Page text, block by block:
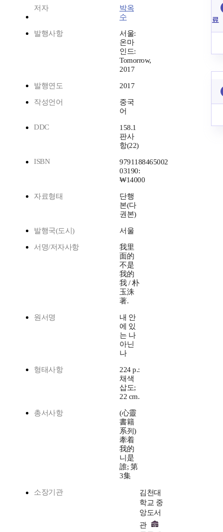
저자
박옥
수
발행사항
서울:
온마
인드:
Tomorrow,
2017
발행연도 2017
작성언어
중국
어
DDC
158.1
판사
항(22)
ISBN
9791188465002
03190:
₩14000
자료형태
단행
본(다
권본)
발행국(도시) 서울
서명/저자사항
我里
面的
不是
我的
我 / 朴
玉洙
著.
원서명
내 안
에 있
는 나
아닌
나
형태사항
224 p.:
채색
삽도;
22 cm.
총서사항
(心靈
書籍
系列)
牽着
我的
니是
誰; 第
3集
소장기관
김천대
학교 중
앙도서
관
료